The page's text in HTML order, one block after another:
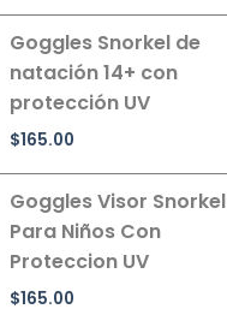
Goggles Snorkel de
natación 14+ con
protección UV
$165.00
Goggles Visor Snorkel
Para Niños Con
Proteccion UV
$165.00